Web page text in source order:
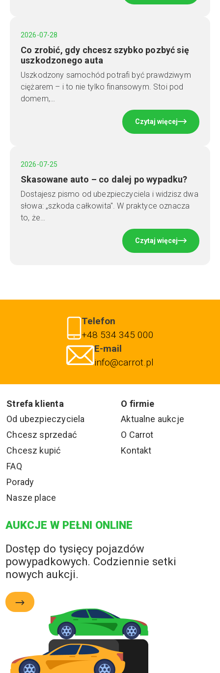
2026-07-28
Co zrobić, gdy chcesz szybko pozbyć się
uszkodzonego auta
Uszkodzony samochód potrafi być prawdziwym
ciężarem – i to nie tylko finansowym. Stoi pod
domem,…
Czytaj więcej
2026-07-25
Skasowane auto – co dalej po wypadku?
Dostajesz pismo od ubezpieczyciela i widzisz dwa
słowa: „szkoda całkowita". W praktyce oznacza
to, że…
Czytaj więcej
Telefon
+48 534 345 000
E-mail
info@carrot.pl
Strefa klienta
O firmie
Od ubezpieczyciela
Chcesz sprzedać
Chcesz kupić
FAQ
Porady
Nasze place
Aktualne aukcje
O Carrot
Kontakt
AUKCJE W PEŁNI ONLINE
Dostęp do tysięcy pojazdów
powypadkowych. Codziennie setki
nowych aukcji.